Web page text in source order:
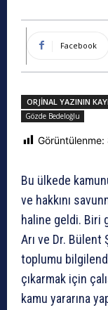
Facebook
ORJINAL YAZININ
Gözde Bedeloğlu
Görüntülenme:
Bu ülkede
ve hakkını
haline geldi. Biri
Arı ve Dr. Bülent
toplumu
çıkarmak için
kamu yararına